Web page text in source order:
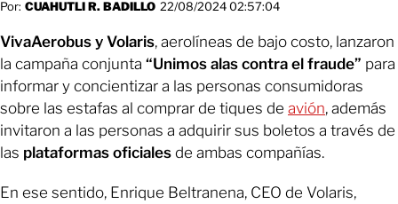
Por: CUAHUTLI R. BADILLO 22/08/2024 02:57:04
VivaAerobus y Volaris, aerolíneas de bajo costo, lanzaron
la campaña conjunta “Unimos alas contra el fraude” para
informar y concientizar a las personas consumidoras
sobre las estafas al comprar de tiques de avión, además
invitaron a las personas a adquirir sus boletos a través de
las plataformas oficiales de ambas compañías.
En ese sentido, Enrique Beltranena, CEO de Volaris,